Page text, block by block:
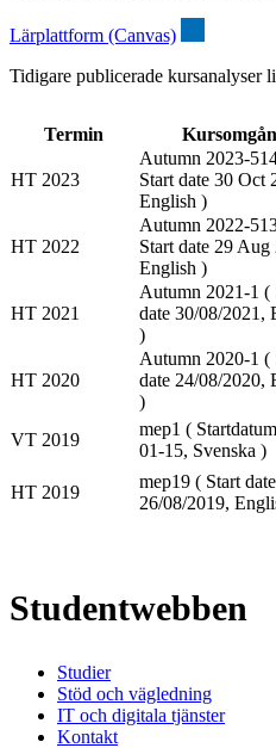
Lärplattform (Canvas)
Tidigare publicerade kursanalyser
Termin
HT 2023
Autumn 2023-
Start date 30 Oct
English )
HT 2022
Autumn 2022-
Start date 29 Aug
English )
HT 2021
Autumn 2021-1 (
date 30/08/2021,
)
HT 2020
Autumn 2020-1 (
date 24/08/2020,
)
VT 2019
mep1 (
01-15, Svenska )
HT 2019
mep19 ( Start date
26/08/2019,
Studentwebben
Studier
Stöd och vägledning
IT och digitala tjänster
Kontakt